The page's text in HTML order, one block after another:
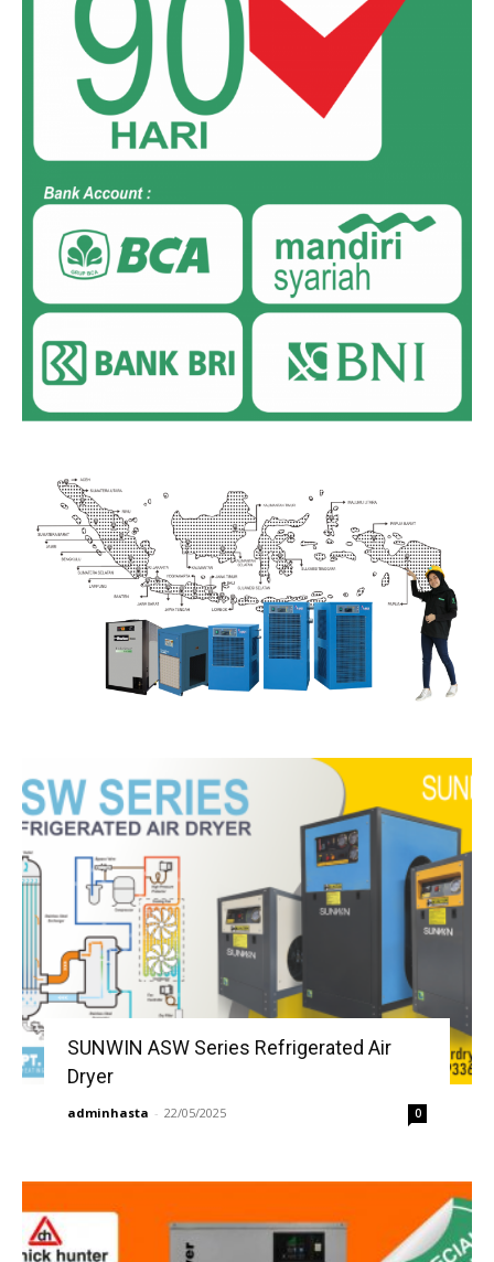
SUNWIN ASW Series Refrigerated Air
Dryer
adminhasta - 22/05/2025 0